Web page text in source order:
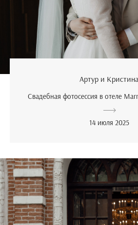
Артур и
Свадебная фотосессия в отеле
14 июля 2025